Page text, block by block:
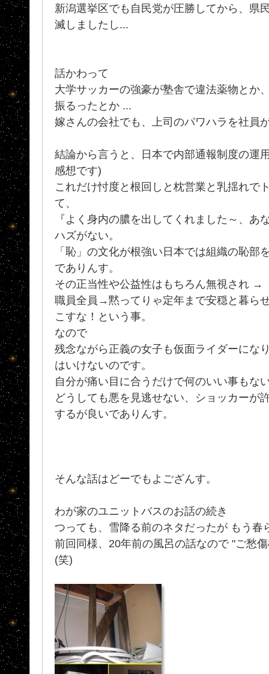
新潟選挙区でも自民党が圧勝してから、県
滅しましたし...
話かわって
大学サッカーの強豪が塾舎で違法薬物とか
振るったとか ...
嫁さんの会社でも、上司のパワハラを社員
結論から言うと、日本で内部通報制度の運
感想です)
これだけ忖度と根回しと枕営業と乳揺れで
て、
『よく身内の膿を出してくれました～、あ
ハズがない。
「恥」の文化が根強い日本では組織の恥部
でありんす。
その正当性や公益性はもちろん無視され
職員全員→黙ってりゃ定年まで安穏と暮ら
こすな！という事。
なので
残念ながら正義の女子も仮面ライダーにな
はいけないのです。
自分が痛い目に合うだけで何のいい事もな
どうしても悪を見逃せない、ショッカーが
するが良いでありんす。
そんな話はどーでもよござんす。
わが家のユニットバスのお話の続き
つっても、雪降る前のネタだったが もう春
前回同様、20年前の風呂の話なので "ご愁
(笑)